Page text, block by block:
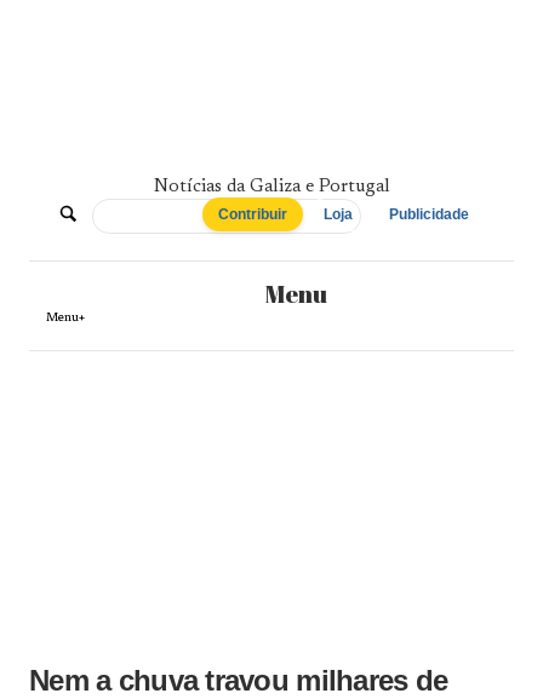
De
Norte
a
Notícias da Galiza e Portugal
Contribuir Loja Publicidade
Menu
Menu+
Nem a chuva travou milhares de